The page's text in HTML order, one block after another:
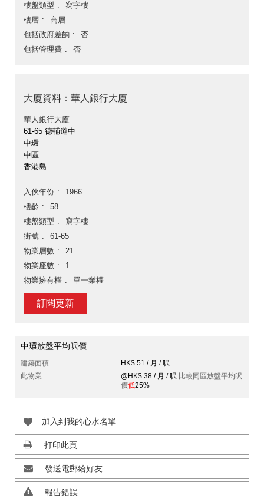
樓盤類型
寫字樓
樓層
高層
包括政府差餉
否
包括管理費
否
大廈資料：華人銀行大廈
華人銀行大廈
61-65 德輔道中
中環
中區
香港島
入伙年份
1966
樓齡
58
樓盤類型
寫字樓
街號
61-65
物業層數
21
物業座數
1
物業擁有權
單一業權
訂閱更新
中環放盤平均呎價
建築面積
HK$ 51 / 月 / 呎
此物業
@HK$ 38 / 月 / 呎 比較同區放盤平均呎
價低25%
加入到我的心水名單
打印此頁
發送電郵給好友
報告錯誤